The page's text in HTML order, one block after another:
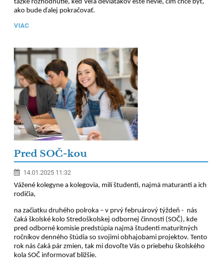
ťažké rozhodnutie, keď veľa deviatakov ešte nevie, čím chce byť,
ako bude ďalej pokračovať.
VIAC
Pred SOČ-kou
14.01.2025 11:32
Vážené kolegyne a kolegovia, milí študenti, najmä maturanti a ich
rodičia,
na začiatku druhého polroka – v prvý februárový týždeň - nás
čaká školské kolo Stredoškolskej odbornej činnosti (SOČ), kde
pred odborné komisie predstúpia najmä študenti maturitných
ročníkov denného štúdia so svojimi obhajobami projektov. Tento
rok nás čaká pár zmien, tak mi dovoľte Vás o priebehu školského
kola SOČ informovať bližšie.